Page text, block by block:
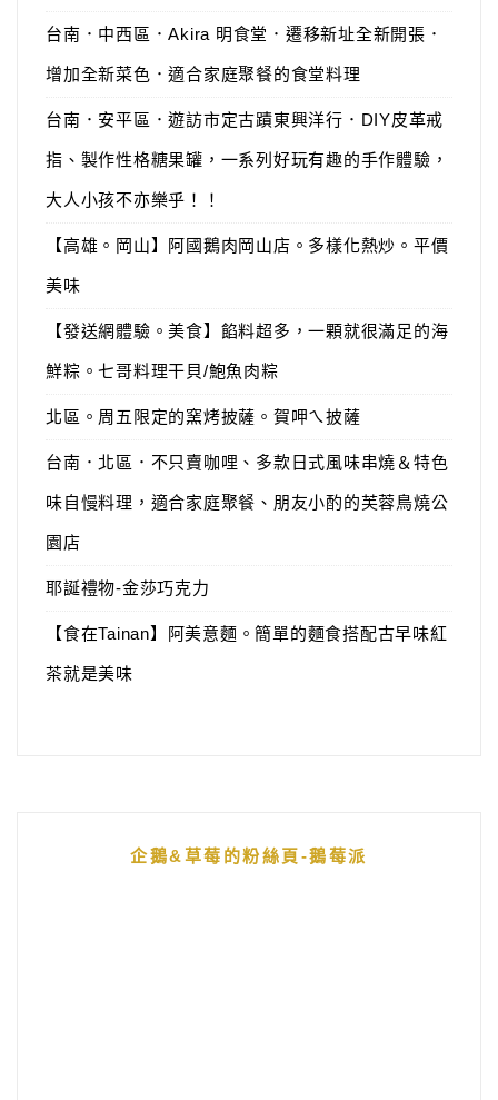
台南．中西區．Akira 明食堂．遷移新址全新開張．
增加全新菜色．適合家庭聚餐的食堂料理
台南．安平區．遊訪市定古蹟東興洋行．DIY皮革戒
指、製作性格糖果罐，一系列好玩有趣的手作體驗，
大人小孩不亦樂乎！！
【高雄。岡山】阿國鵝肉岡山店。多樣化熱炒。平價
美味
【發送網體驗。美食】餡料超多，一顆就很滿足的海
鮮粽。七哥料理干貝/鮑魚肉粽
北區。周五限定的窯烤披薩。賀呷ㄟ披薩
台南．北區．不只賣咖哩、多款日式風味串燒＆特色
味自慢料理，適合家庭聚餐、朋友小酌的芙蓉鳥燒公
園店
耶誕禮物-金莎巧克力
【食在Tainan】阿美意麵。簡單的麵食搭配古早味紅
茶就是美味
企鵝&草莓的粉絲頁-鵝莓派